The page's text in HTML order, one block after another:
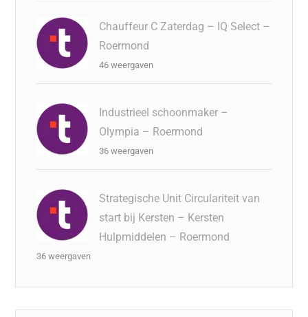
Chauffeur C Zaterdag – IQ Select –
Roermond
46 weergaven
Industrieel schoonmaker –
Olympia – Roermond
36 weergaven
Strategische Unit Circulariteit van
start bij Kersten – Kersten
Hulpmiddelen – Roermond
36 weergaven